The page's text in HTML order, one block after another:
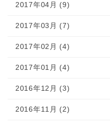
2017年04月 (9)
2017年03月 (7)
2017年02月 (4)
2017年01月 (4)
2016年12月 (3)
2016年11月 (2)